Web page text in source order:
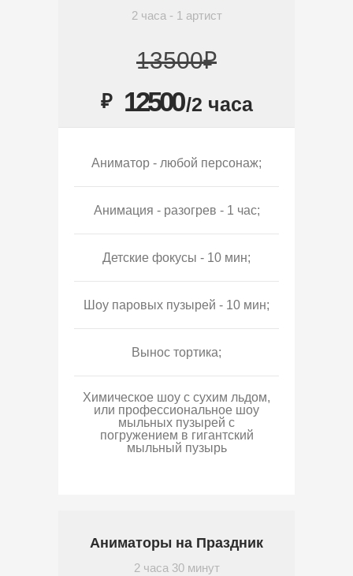
2 часа - 1 артист
13500₽
₽ 12500/2 часа
Аниматор - любой персонаж;
Анимация - разогрев - 1 час;
Детские фокусы - 10 мин;
Шоу паровых пузырей - 10 мин;
Вынос тортика;
Химическое шоу с сухим льдом,
или профессиональное шоу
мыльных пузырей с
погружением в гигантский
мыльный пузырь
Аниматоры на Праздник
2 часа 30 минут